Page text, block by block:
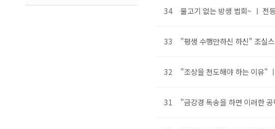
34 물고기 없는 방생 법회~ ㅣ 전
33 "평생 수행만하신 하신" 조실
32 "조상을 천도해야 하는 이유"
31 "금강경 독송을 하면 이러한